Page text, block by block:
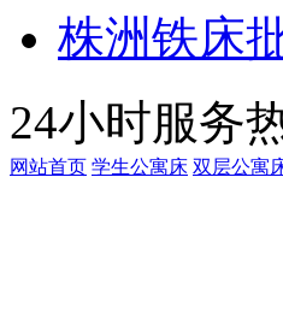
株洲铁床
24小时服务
网站首页 学生公寓床 双层公寓